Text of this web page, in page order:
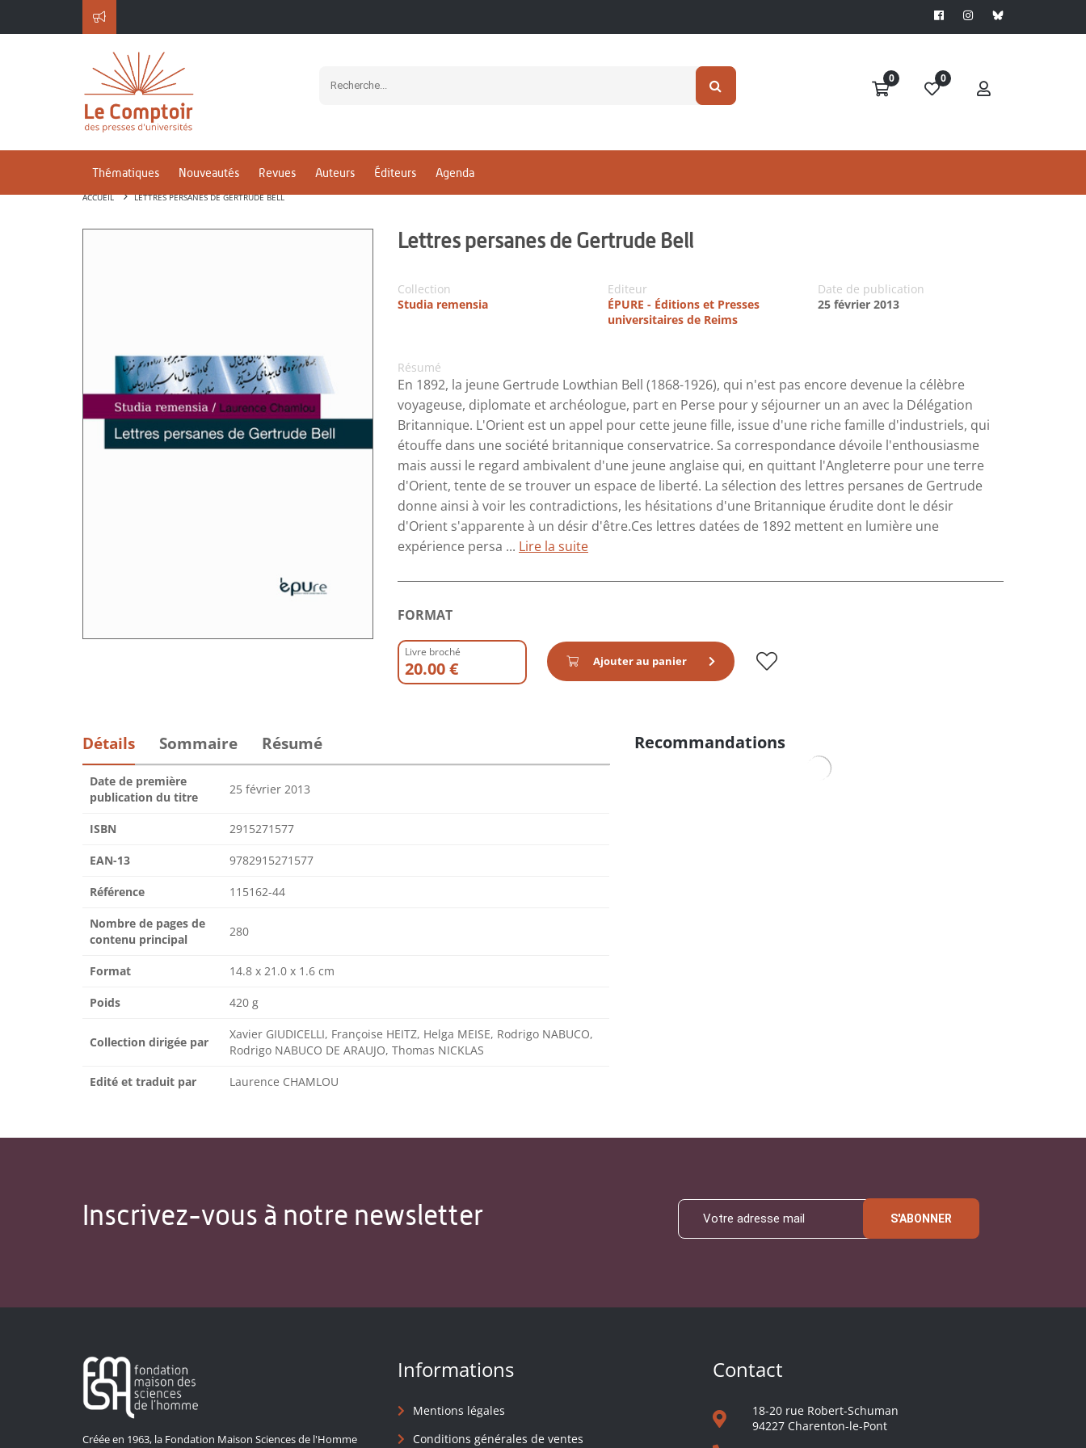
0 0
Thématiques Nouveautés Revues Auteurs Éditeurs Agenda
ACCUEIL LETTRES PERSANES DE GERTRUDE BELL
Lettres persanes de Gertrude Bell
Collection
Studia remensia
Editeur
ÉPURE - Éditions et Presses
universitaires de Reims
Date de publication
25 février 2013
Résumé
En 1892, la jeune Gertrude Lowthian Bell (1868-1926), qui n'est pas encore devenue la célèbre
voyageuse, diplomate et archéologue, part en Perse pour y séjourner un an avec la Délégation
Britannique. L'Orient est un appel pour cette jeune fille, issue d'une riche famille d'industriels, qui
étouffe dans une société britannique conservatrice. Sa correspondance dévoile l'enthousiasme
mais aussi le regard ambivalent d'une jeune anglaise qui, en quittant l'Angleterre pour une terre
d'Orient, tente de se trouver un espace de liberté. La sélection des lettres persanes de Gertrude
donne ainsi à voir les contradictions, les hésitations d'une Britannique érudite dont le désir
d'Orient s'apparente à un désir d'être.Ces lettres datées de 1892 mettent en lumière une
expérience persa ... Lire la suite
FORMAT
Livre broché
20.00 € Ajouter au panier
Détails Sommaire Résumé
Date de première
publication du titre
25 février 2013
ISBN 2915271577
EAN-13 9782915271577
Référence 115162-44
Nombre de pages de
contenu principal
280
Format 14.8 x 21.0 x 1.6 cm
Poids 420 g
Collection dirigée par
Xavier GIUDICELLI, Françoise HEITZ, Helga MEISE, Rodrigo NABUCO,
Rodrigo NABUCO DE ARAUJO, Thomas NICKLAS
Edité et traduit par Laurence CHAMLOU
Recommandations
Inscrivez-vous à notre newsletter S'ABONNER
Créée en 1963, la Fondation Maison Sciences de l'Homme
Informations
Mentions légales
Conditions générales de ventes
Contact
18-20 rue Robert-Schuman
94227 Charenton-le-Pont